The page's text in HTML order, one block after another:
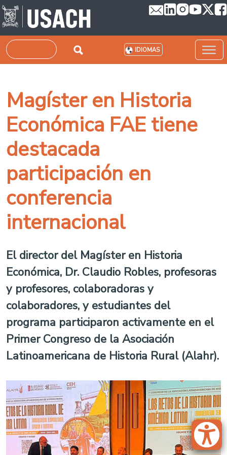
Pasar al contenido principal
Buscar IDIOMAS
Magíster en Historia
Económica FAE tiene
destacada
participación en
conferencia
internacional
El director del Magíster en Historia
Económica, Dr. Claudio Robles, profesoras
y profesores, colaboradoras y
colaboradores, y estudiantes del
programa participaron activamente en el
Primer Congreso de la Asociación
Latinoamericana de Historia Rural (Alahr).